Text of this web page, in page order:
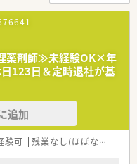
薬剤師≫未経験OK×年
123日＆定時退社が基
追加
験可 残業なし(ほぼなし含む)